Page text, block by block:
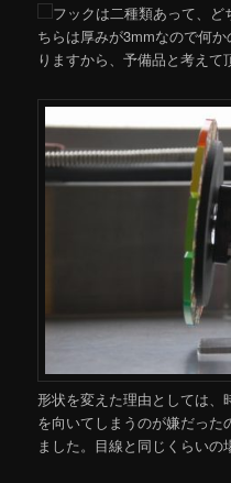
フックは二種類あって、ど
ちらは厚みが3mmなので何
りますから、予備品と考えて
形状を変えた理由としては
を向いてしまうのが嫌だった
ました。目線と同じくらいの